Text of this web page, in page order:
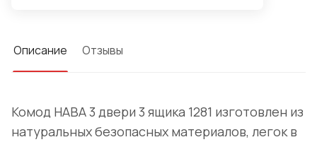
Описание Отзывы
Комод HABA 3 двери 3 ящика 1281 изготовлен из
натуральных безопасных материалов, легок в